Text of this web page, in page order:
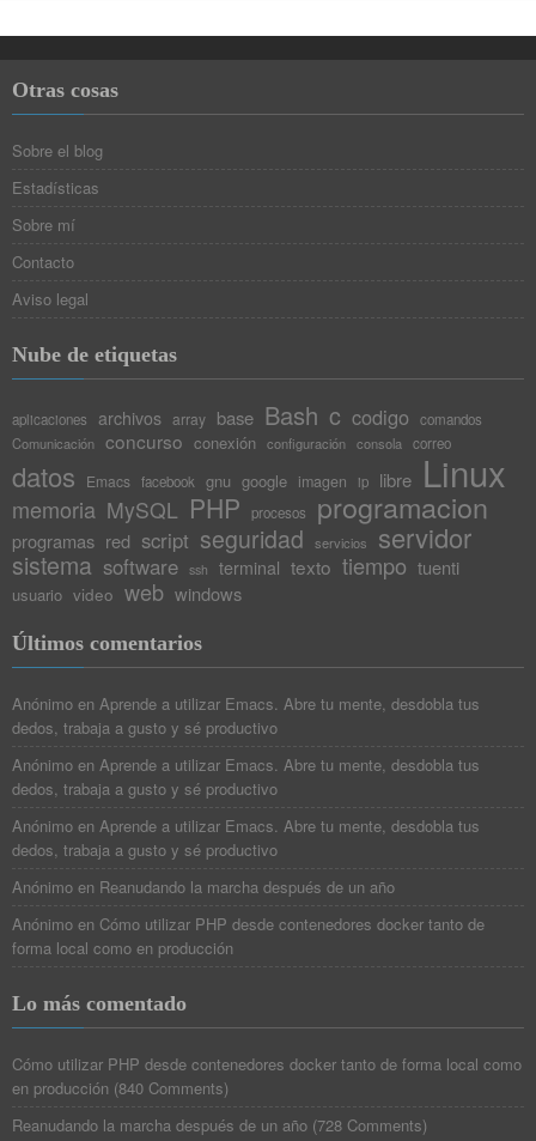
Otras cosas
Sobre el blog
Estadísticas
Sobre mí
Contacto
Aviso legal
Nube de etiquetas
aplicaciones archivos array base Bash c codigo
comandos
Comunicación concurso conexión configuración consola correo
datos Emacs facebook gnu google imagen ip libre Linux
memoria MySQL PHP procesos programacion
programas red script seguridad servicios servidor
sistema software ssh terminal texto tiempo tuenti
usuario video web windows
Últimos comentarios
Anónimo en Aprende a utilizar Emacs. Abre tu mente, desdobla tus
dedos, trabaja a gusto y sé productivo
Anónimo en Aprende a utilizar Emacs. Abre tu mente, desdobla tus
dedos, trabaja a gusto y sé productivo
Anónimo en Aprende a utilizar Emacs. Abre tu mente, desdobla tus
dedos, trabaja a gusto y sé productivo
Anónimo en Reanudando la marcha después de un año
Anónimo en Cómo utilizar PHP desde contenedores docker tanto de
forma local como en producción
Lo más comentado
Cómo utilizar PHP desde contenedores docker tanto de forma local como
en producción (840 Comments)
Reanudando la marcha después de un año (728 Comments)